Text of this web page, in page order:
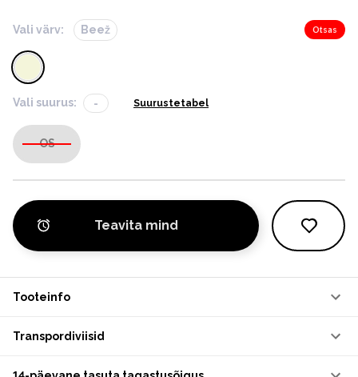
Vali värv: Beež Otsas
Vali suurus: - Suurustetabel
OS
Teavita mind
Tooteinfo
Transpordiviisid